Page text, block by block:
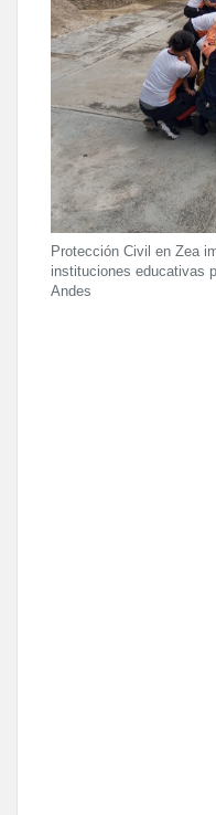
Protección Civil en Zea
instituciones educativas
Andes